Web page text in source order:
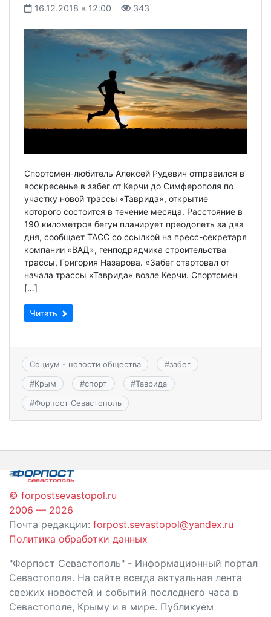
16.12.2018 в 12:00 343
Спортсмен-любитель Алексей Рудевич отправился в
воскресенье в забег от Керчи до Симферополя по
участку новой трассы «Таврида», открытие
которого состоится в течение месяца. Расстояние в
190 километров бегун планирует преодолеть за два
дня, сообщает ТАСС со ссылкой на пресс-секретаря
компании «ВАД», генподрядчика строительства
трассы, Григория Назарова. «Забег стартовал от
начала трассы «Таврида» возле Керчи. Спортсмен
[…]
Читать
Социум - новости общества #забег
#Крым #спорт #Таврида
#Форпост Севастополь
© forpostsevastopol.ru
2006 — 2026
Почта редакции: forpost.sevastopol@yandex.ru
Политика обработки данных
"Форпост Севастополь" - Информационный портал
Севастополя. На сайте всегда актуальная лента
свежих новостей и событий последнего часа в
Севастополе, Крыму и в мире. Публикуем